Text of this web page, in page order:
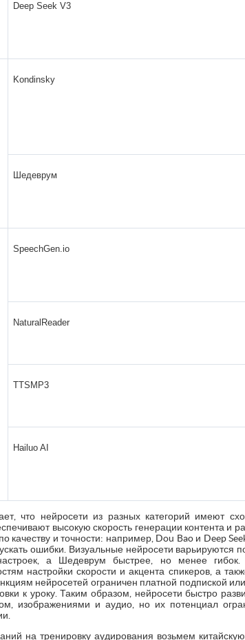
Deep Seek V3
Kondinsky
Шедеврум
SpeechGen.io
NaturalReader
TTSMP3
Hailuo AI
что нейросети из разных категорий имеют
высокую скорость генерации контента и
качеству и точности: например, Dou Bao и Deep
ошибки. Визуальные нейросети варьируются
а Шедеврум быстрее, но менее гибок.
настройки скорости и акцента спикеров, а
нейросетей ограничен платной подпиской
к уроку. Таким образом, нейросети быстро
изображениями и аудио, но их потенциал
на тренировку аудирования возьмем